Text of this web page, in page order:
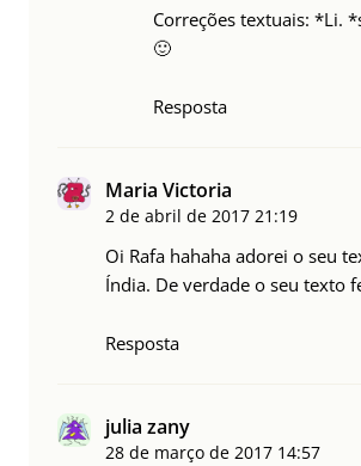
Correções textuais: *Li.
🙂
Resposta
Maria Victoria
2 de abril de 2017 21:19
Oi Rafa hahaha adorei o seu
Índia. De verdade o seu texto
Resposta
julia zany
28 de março de 2017 14:57